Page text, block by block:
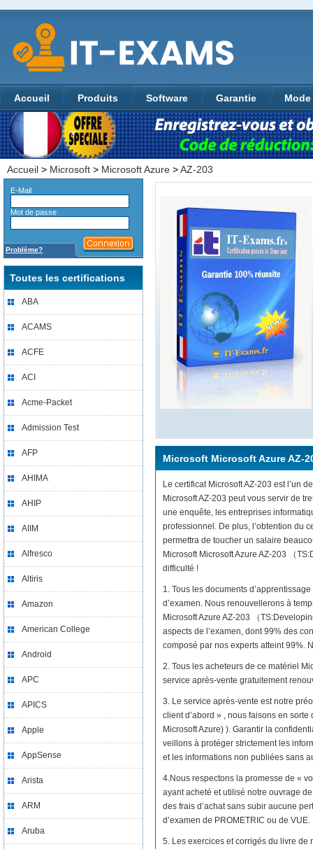
Accueil Produits Software Garantie
Accueil > Microsoft > Microsoft Azure >AZ-203
E-Mail
Mot de passe
Problème?
Toutes les certifications
ABA
ACAMS
ACFE
ACI
Acme-Packet
Admission Test
AFP
AHIMA
AHIP
AIIM
Alfresco
Altiris
Amazon
American College
Android
APC
APICS
Apple
AppSense
Arista
ARM
Aruba
Microsoft Microsoft Azure AZ-
Le certificat Microsoft AZ-203 est l’un
Microsoft AZ-203 peut vous servir de
une enquête, les entreprises
professionnel. De plus, l’obtention du
permettra de toucher un salaire
Microsoft Microsoft Azure AZ-203 （
difficulté !
1. Tous les documents
d’examen. Nous renouvellerons à
Microsoft Azure AZ-203 （
aspects de l’examen, dont 99% des
composé par nos experts atteint 99%.
2. Tous les acheteurs de ce matériel
service après-vente gratuitement
3. Le service après-vente est notre
client d’abord » , nous faisons en
Microsoft Azure) ). Garantir la
veillons à protéger strictement les
et les informations non publiées sans
4.Nous respectons la promesse de «
ayant acheté et utilisé notre ouvrage
des frais d’achat sans subir aucune
d’examen de PROMETRIC ou de VUE.
5. Les exercices et corrigés du livre de